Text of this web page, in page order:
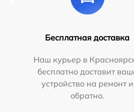
Бесплатная доставка
Наш курьер в
бесплатно доставит
устройство на ремонт и
обратно.